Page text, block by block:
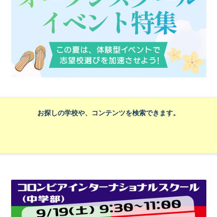
お探しの学校や、コンテンツを検索できます。